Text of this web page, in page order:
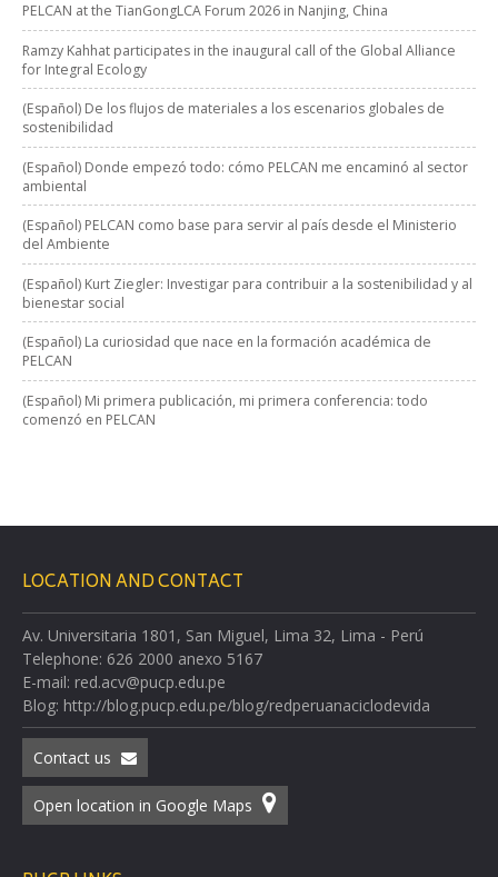
PELCAN at the TianGongLCA Forum 2026 in Nanjing, China
Ramzy Kahhat participates in the inaugural call of the Global Alliance
for Integral Ecology
(Español) De los flujos de materiales a los escenarios globales de
sostenibilidad
(Español) Donde empezó todo: cómo PELCAN me encaminó al sector
ambiental
(Español) PELCAN como base para servir al país desde el Ministerio
del Ambiente
(Español) Kurt Ziegler: Investigar para contribuir a la sostenibilidad y al
bienestar social
(Español) La curiosidad que nace en la formación académica de
PELCAN
(Español) Mi primera publicación, mi primera conferencia: todo
comenzó en PELCAN
LOCATION AND CONTACT
Av. Universitaria 1801, San Miguel, Lima 32, Lima - Perú
Telephone: 626 2000 anexo 5167
E-mail: red.acv@pucp.edu.pe
Blog: http://blog.pucp.edu.pe/blog/redperuanaciclodevida
Contact us
Open location in Google Maps